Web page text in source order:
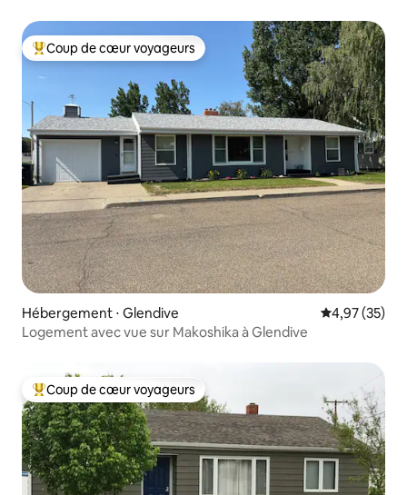
Coups de cœur voyageurs les plus appréciés
Coup de cœur voyageurs
Hébergement ⋅ Glendive Évaluation
4,97 (35)
Logement avec vue sur Makoshika à Glendive
Coups de cœur voyageurs les plus appréciés
Coup de cœur voyageurs